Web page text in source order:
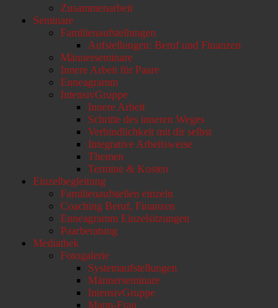
Zusammenarbeit
Seminare
Familienaufstellungen
Aufstellungen: Beruf und Finanzen
Männerseminare
Innere Arbeit für Paare
Enneagramm
IntensivGruppe
Innere Arbeit
Schritte des inneren Weges
Verbindlichkeit mit dir selbst
Integrative Arbeitsweise
Themen
Termine & Kosten
Einzelbegleitung
Familienaufstellen einzeln
Coaching Beruf, Finanzen
Enneagramm Einzelsitzungen
Paarberatung
Mediathek
Fotogalerie
Systemaufstellungen
Männerseminare
IntensivGruppe
Mann-Frau